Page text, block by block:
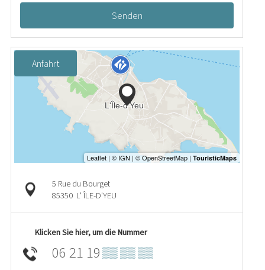
Senden
Anfahrt
5 Rue du Bourget
85350 L' ÎLE-D'YEU
Klicken Sie hier, um die Nummer
06 21 19 ▒▒ ▒▒ ▒▒